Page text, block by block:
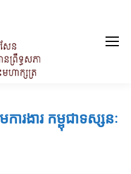
ការងារ កម្ពុជាទស្សនៈ